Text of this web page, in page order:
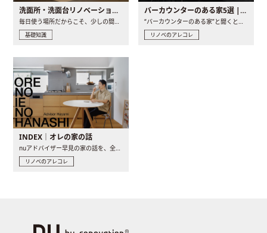
洗面所・洗面台リノベーションの事例と間取りアイデア
毎日使う場所だからこそ、少しの間取りの工夫や素材の選び方で..
基礎知識
バーカウンターのある家5選 | 日常に馴染む“距離の近い”キッチンとは
“バーカウンターのある家”と聞くと、少し特別な、大人のための..
リノベのアレコレ
INDEX｜オレの家の話
リノベのアレコレ